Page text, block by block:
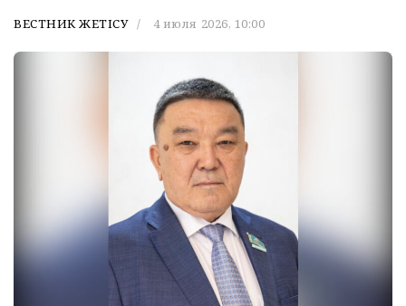
ВЕСТНИК ЖЕТІСУ 4 июля 2026, 10:00